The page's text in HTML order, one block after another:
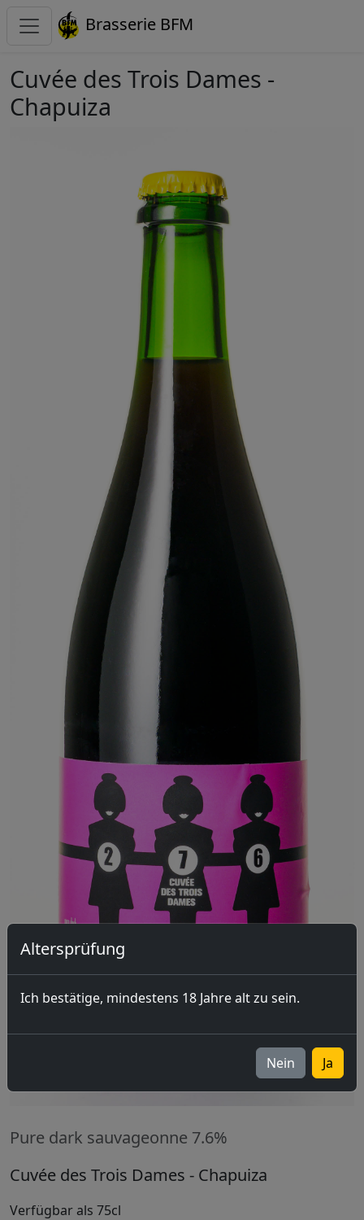
Brasserie BFM
Altersprüfung
Ich bestätige, mindestens 18 Jahre alt zu sein.
Nein Ja
Cuvée des Trois Dames -
Chapuiza
Pure dark sauvageonne 7.6%
Cuvée des Trois Dames - Chapuiza
Verfügbar als 75cl